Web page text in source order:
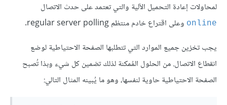
لمحاولات إعادة التحميل الآلية والتي تعتمد على حدث الاتصال
online وعلى اقتراع خادم منتظم regular server polling.
يجب تخزين جميع الموارد التي تتطلبها الصفحة الاحتياطية لوضع
انقطاع الاتصال. من الحلول المُمكنة لذلك تضمين كل شيء وبذا تُصبح
الصفحة الاحتياطية حاوية لنفسها، وهو ما يُبينه المثال التالي: